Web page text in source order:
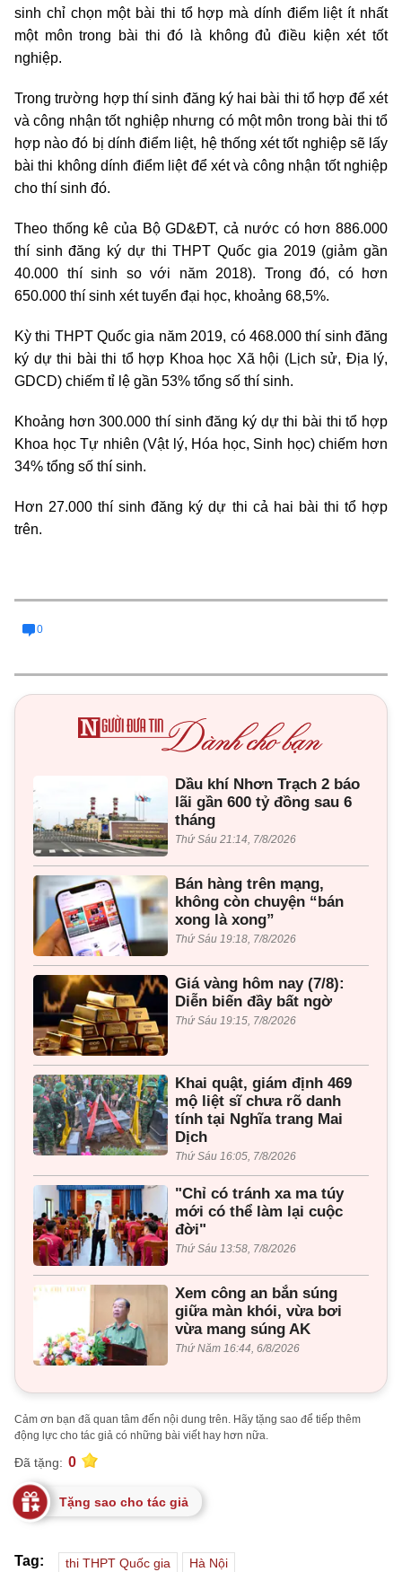
sinh chỉ chọn một bài thi tổ hợp mà dính điểm liệt ít nhất
một môn trong bài thi đó là không đủ điều kiện xét tốt
nghiệp.
Trong trường hợp thí sinh đăng ký hai bài thi tổ hợp để xét
và công nhận tốt nghiệp nhưng có một môn trong bài thi tổ
hợp nào đó bị dính điểm liệt, hệ thống xét tốt nghiệp sẽ lấy
bài thi không dính điểm liệt để xét và công nhận tốt nghiệp
cho thí sinh đó.
Theo thống kê của Bộ GD&ĐT, cả nước có hơn 886.000
thí sinh đăng ký dự thi THPT Quốc gia 2019 (giảm gần
40.000 thí sinh so với năm 2018). Trong đó, có hơn
650.000 thí sinh xét tuyển đại học, khoảng 68,5%.
Kỳ thi THPT Quốc gia năm 2019, có 468.000 thí sinh đăng
ký dự thi bài thi tổ hợp Khoa học Xã hội (Lịch sử, Địa lý,
GDCD) chiếm tỉ lệ gần 53% tổng số thí sinh.
Khoảng hơn 300.000 thí sinh đăng ký dự thi bài thi tổ hợp
Khoa học Tự nhiên (Vật lý, Hóa học, Sinh học) chiếm hơn
34% tổng số thí sinh.
Hơn 27.000 thí sinh đăng ký dự thi cả hai bài thi tổ hợp
trên.
0
Dầu khí Nhơn Trạch 2 báo
lãi gần 600 tỷ đồng sau 6
tháng
Thứ Sáu 21:14, 7/8/2026
Bán hàng trên mạng,
không còn chuyện “bán
xong là xong”
Thứ Sáu 19:18, 7/8/2026
Giá vàng hôm nay (7/8):
Diễn biến đầy bất ngờ
Thứ Sáu 19:15, 7/8/2026
Khai quật, giám định 469
mộ liệt sĩ chưa rõ danh
tính tại Nghĩa trang Mai
Dịch
Thứ Sáu 16:05, 7/8/2026
"Chỉ có tránh xa ma túy
mới có thể làm lại cuộc
đời"
Thứ Sáu 13:58, 7/8/2026
Xem công an bắn súng
giữa màn khói, vừa bơi
vừa mang súng AK
Thứ Năm 16:44, 6/8/2026
Cảm ơn bạn đã quan tâm đến nội dung trên. Hãy tặng sao để tiếp thêm
động lực cho tác giả có những bài viết hay hơn nữa.
Đã tặng: 0
Tặng sao cho tác giả
Tag: thi THPT Quốc gia Hà Nội